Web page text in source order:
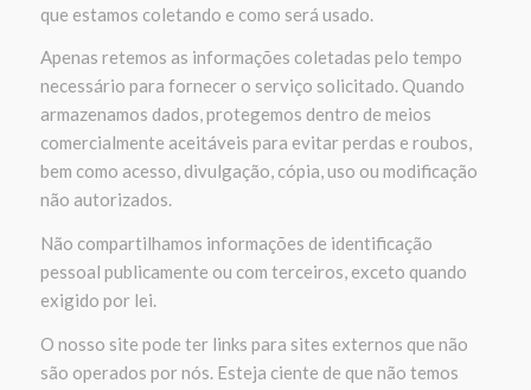
que estamos coletando e como será usado.
Apenas retemos as informações coletadas pelo tempo
necessário para fornecer o serviço solicitado. Quando
armazenamos dados, protegemos dentro de meios
comercialmente aceitáveis ​​para evitar perdas e roubos,
bem como acesso, divulgação, cópia, uso ou modificação
não autorizados.
Não compartilhamos informações de identificação
pessoal publicamente ou com terceiros, exceto quando
exigido por lei.
O nosso site pode ter links para sites externos que não
são operados por nós. Esteja ciente de que não temos